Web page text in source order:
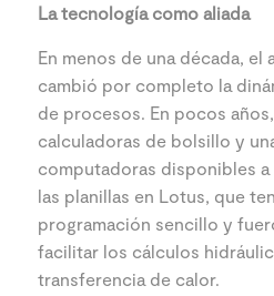
La tecnología como aliada
En menos de una década,
cambió por completo la
de procesos. En pocos
calculadoras de bolsillo y
computadoras disponibles
las planillas en Lotus, que
programación sencillo y
facilitar los cálculos
transferencia de calor.